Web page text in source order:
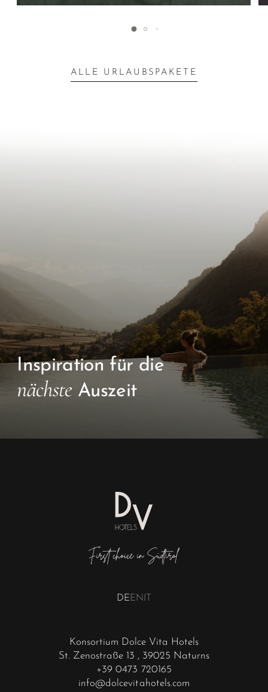
ALLE URLAUBSPAKETE
Konsortium Dolce Vita Hotels
St. Zenostraße 13 , 39025 Naturns
+39 0473 720165
info@dolcevitahotels.com
DEEN